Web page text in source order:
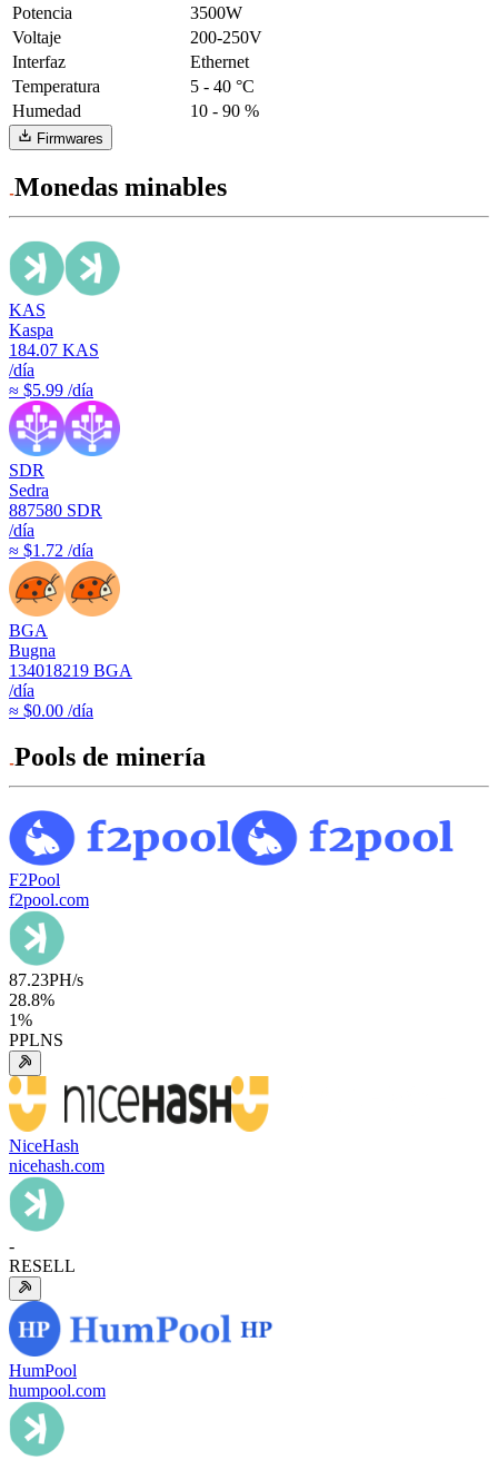
Potencia
3500W
Voltaje
200-250V
Interfaz
Ethernet
Temperatura
5 - 40 °C
Humedad
10 - 90 %
Firmwares
Monedas minables
KAS
Kaspa
184.07 KAS
/día
≈ $5.99 /día
SDR
Sedra
887580 SDR
/día
≈ $1.72 /día
BGA
Bugna
134018219 BGA
/día
≈ $0.00 /día
Pools de minería
F2Pool
f2pool.com
87.23PH/s
28.8%
1%
PPLNS
NiceHash
nicehash.com
-
RESELL
HumPool
humpool.com